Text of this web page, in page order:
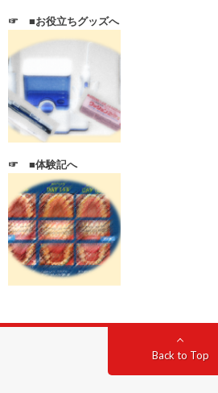
☞ ■お役立ちグッズへ
☞ ■体験記へ
Back to Top